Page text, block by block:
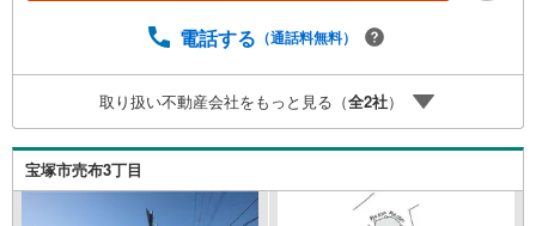
車場、キッズスペースがございます。 8店舗すべて駅前に
れでもご安心ください。■取り扱い物件多数ございます。
地域密着の当店では2000万円台の新築戸建や、1000万円台
の中古マンションを始め多数物件を取り扱っています。Ya
hoo！不動産に掲載しきれない物件もご紹介できます。
電話する （通話料無料）
取り扱い不動産会社をもっと見る（全2社）
宝塚市売布3丁目